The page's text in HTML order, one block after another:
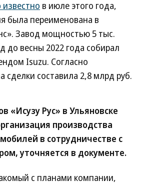
известно в июле этого года,
была переименована в
Завод мощностью 5 тыс.
до весны 2022 года собирал
Isuzu. Согласно
сделки составила 2,8 млрд руб.
«Исузу Рус» в Ульяновске
производства
в сотрудничестве с
уточняется в документе.
с планами компании,